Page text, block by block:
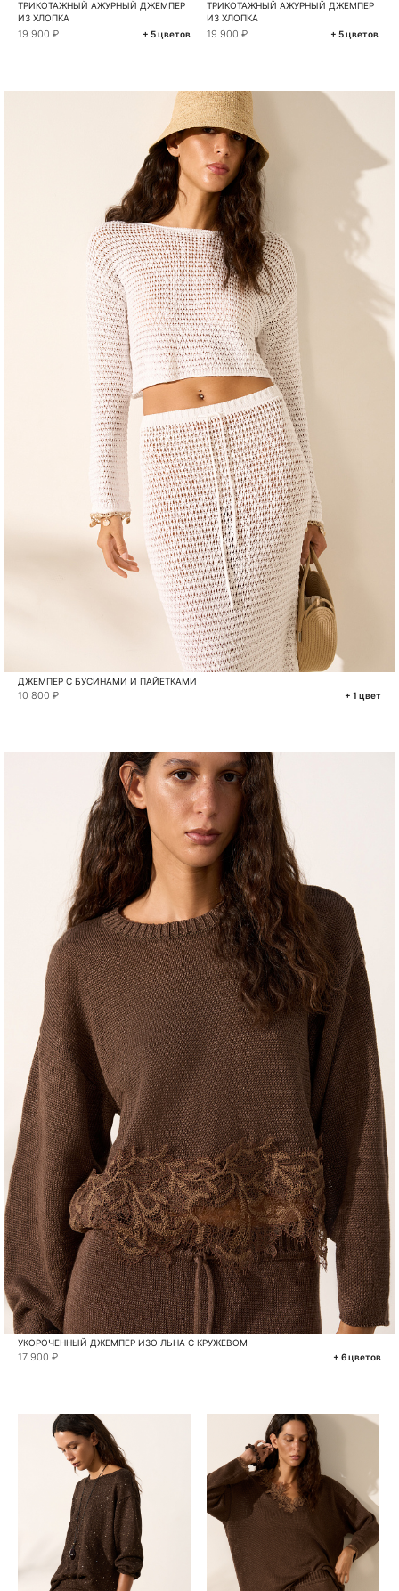
ТРИКОТАЖНЫЙ АЖУРНЫЙ ДЖЕМПЕР
ИЗ ХЛОПКА
19 900 ₽ + 5 цветов
ТРИКОТАЖНЫЙ АЖУРНЫЙ ДЖЕМПЕР
ИЗ ХЛОПКА
19 900 ₽ + 5 цветов
ДЖЕМПЕР С БУСИНАМИ И ПАЙЕТКАМИ
10 800 ₽ + 1 цвет
УКОРОЧЕННЫЙ ДЖЕМПЕР ИЗО ЛЬНА С КРУЖЕВОМ
17 900 ₽ + 6 цветов